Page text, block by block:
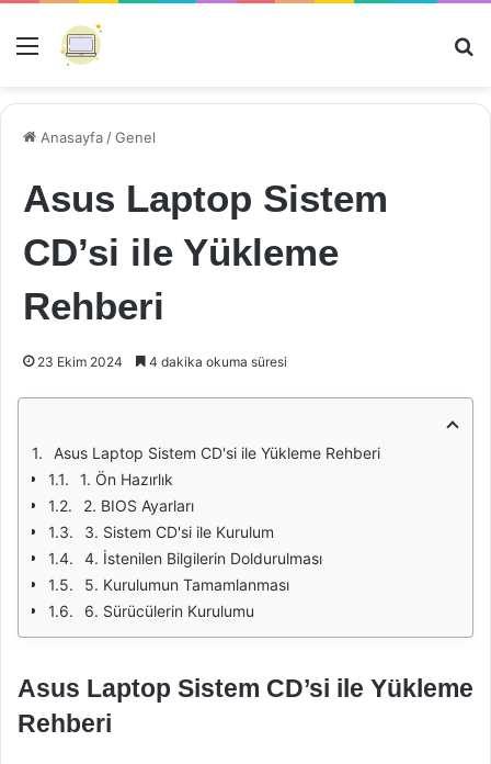
Menü
Anasayfa /Genel
Asus Laptop Sistem
CD’si ile Yükleme
Rehberi
23 Ekim 2024 4 dakika okuma süresi
Asus Laptop Sistem CD'si ile Yükleme Rehberi
1. Ön Hazırlık
2. BIOS Ayarları
3. Sistem CD'si ile Kurulum
4. İstenilen Bilgilerin Doldurulması
5. Kurulumun Tamamlanması
6. Sürücülerin Kurulumu
Asus Laptop Sistem CD’si ile Yükleme
Rehberi